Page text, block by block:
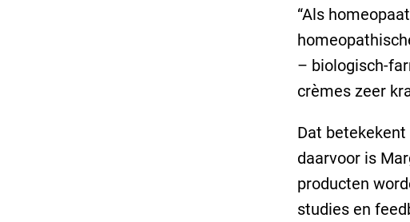
“Als
– biologisch-
crèmes zeer
Dat
daarvoor is
producten
studies en